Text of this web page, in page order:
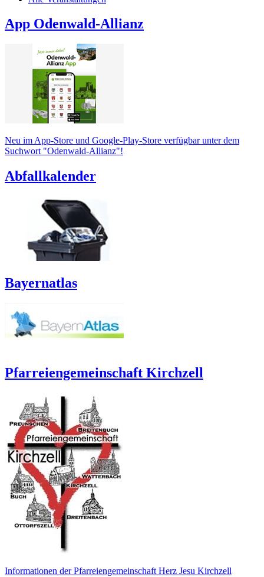
App Odenwald-Allianz
Neu im App-Store und Google-Play-Store verfügbar unter dem
Suchwort "Odenwald-Allianz"!
Abfallkalender
Bayernatlas
Pfarreiengemeinschaft Kirchzell
Informationen der Pfarreiengemeinschaft Herz Jesu Kirchzell